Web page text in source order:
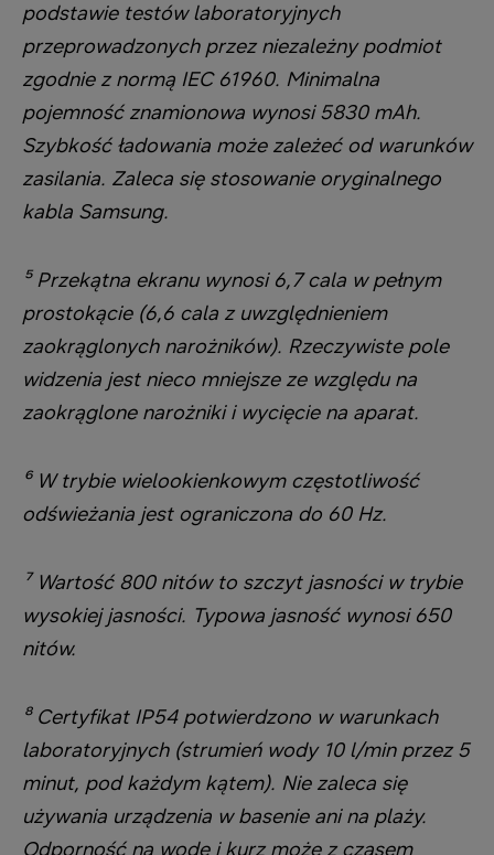
podstawie testów laboratoryjnych
przeprowadzonych przez niezależny podmiot
zgodnie z normą IEC 61960. Minimalna
pojemność znamionowa wynosi 5830 mAh.
Szybkość ładowania może zależeć od warunków
zasilania. Zaleca się stosowanie oryginalnego
kabla Samsung.
⁵ Przekątna ekranu wynosi 6,7 cala w pełnym
prostokącie (6,6 cala z uwzględnieniem
zaokrąglonych narożników). Rzeczywiste pole
widzenia jest nieco mniejsze ze względu na
zaokrąglone narożniki i wycięcie na aparat.
⁶ W trybie wielookienkowym częstotliwość
odświeżania jest ograniczona do 60 Hz.
⁷ Wartość 800 nitów to szczyt jasności w trybie
wysokiej jasności. Typowa jasność wynosi 650
nitów.
⁸ Certyfikat IP54 potwierdzono w warunkach
laboratoryjnych (strumień wody 10 l/min przez 5
minut, pod każdym kątem). Nie zaleca się
używania urządzenia w basenie ani na plaży.
Odporność na wodę i kurz może z czasem